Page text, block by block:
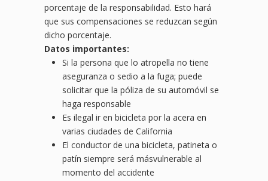
porcentaje de la responsabilidad. Esto hará
que sus compensaciones se reduzcan según
dicho porcentaje.
Datos importantes:
Si la persona que lo atropella no tiene
aseguranza o sedio a la fuga; puede
solicitar que la póliza de su automóvil se
haga responsable
Es ilegal ir en bicicleta por la acera en
varias ciudades de California
El conductor de una bicicleta, patineta o
patín siempre será másvulnerable al
momento del accidente